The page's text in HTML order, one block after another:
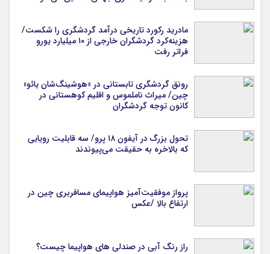
مادرید رکورد تاریخی درآمد گردشگری را شکست/
هزینه‌کرد گردشگران خارجی از ۱۰ میلیارد یورو
فراتر رفت
رونق گردشگری تابستانی در «هوشینگ‌شان یائو»
چین/ میراث ناملموس و اقلیم کوهستانی در
کانون توجه گردشگران
تحول بزرگ در آیفون ۱۸ پرو/ سه قابلیت رویایی
که بالاخره به حقیقت می‌پیوندند
پرواز موفقیت‌آمیز هواپیمای مسافربری چین در
ارتفاع بالا /عکس
راز رنگ آبی در صندلی های هواپیما چیست؟